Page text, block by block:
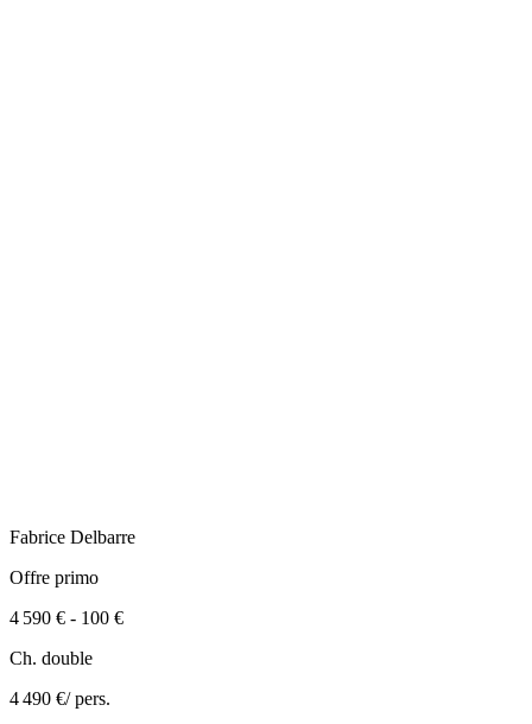
Fabrice Delbarre
Offre primo
4 590 € - 100 €
Ch. double
4 490 €/ pers.